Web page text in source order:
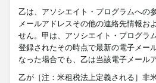
乙は、アソシエイト・プログラムへの
メールアドレスその他の連絡先情報お
せん。甲は、アソシエイト・プログラ
登録されたその時点で最新の電子メー
なった場合でも、乙は当該電子メール
乙が［注：米租税法上定義される］非